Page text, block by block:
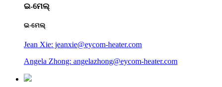
ଇ-ମେଲ୍
ଇ-ମେଲ୍
Jean Xie: jeanxie@eycom-heater.com
Angela Zhong: angelazhong@eycom-heater.com